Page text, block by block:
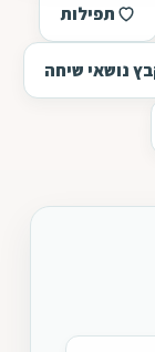
תפילות
נושאי שיחה